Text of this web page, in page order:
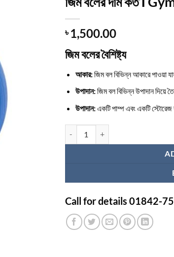
৳1,500.00
জিম বলের বৈশিষ্ট্য
আকার:জিম বল বিভিন্ন আকারে পাওয়া
উপাদান:জিম বল বিভিন্ন উপাদান দিয়ে
উপাদান:একটি পাম্প এবং একটি স্টোরেজ
Call for details 01842-